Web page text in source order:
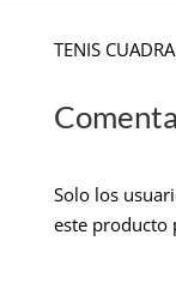
TENIS
Solo los
este producto